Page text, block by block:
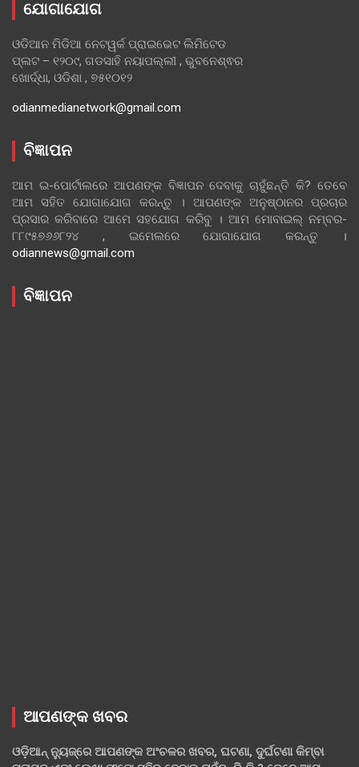
ଯୋଗାଯୋଗ
ଓଡିଆନ ମିଡିଆ ନେଟୱର୍କ ପ୍ରାଇଭେଟ ଲିମିଟେଡ
ପ୍ଲଟ – ୧୨୦୯, ଗଡସାହି ନୟାପଲ୍ଲୀ , ଭୁବନେଶ୍ଵର
ଖୋର୍ଦ୍ଧା, ଓଡିଶା , ୭୫୧୦୧୨
odianmedianetwork@gmail.com
ବିଜ୍ଞାପନ
ଆମ ଇ-ପୋର୍ଟାଲରେ ଆପଣଙ୍କ ବିଜ୍ଞାପନ ଦେବାକୁ ଚାହୁଁଛନ୍ତି କି? ତେବେ
ଆମ ସହିତ ଯୋଗାଯୋଗ କରନ୍ତୁ । ଆପଣଙ୍କ ଅନୁଷ୍ଠାନର ପ୍ରଚାର
ପ୍ରସାର କରିବାରେ ଆମେ ସହଯୋଗ କରିବୁ । ଆମ ମୋବାଇଲ୍ ନମ୍ବର-
୮୮୯୫୭୬୬୮୨୪ , ଇମେଲରେ ଯୋଗାଯୋଗ କରନ୍ତୁ ।
odiannews@gmail.com
ବିଜ୍ଞାପନ
ଆପଣଙ୍କ ଖବର
ଓଡ଼ିଆନ୍ ନ୍ୟୁଜ୍‌ରେ ଆପଣଙ୍କ ଅଂଚଳର ଖବର, ଘଟଣା, ଦୁର୍ଘଟଣା କିମ୍ବା